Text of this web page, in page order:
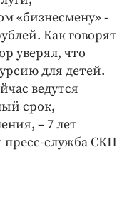
«бизнесмену» -
Как говорят
уверял, что
для детей.
ведутся
срок,
– 7 лет
служба СКП